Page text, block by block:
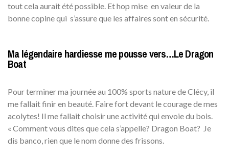
tout cela aurait été possible. Et hop mise en valeur de la
bonne copine qui s’assure que les affaires sont en sécurité.
Ma légendaire hardiesse me pousse vers…Le Dragon
Boat
Pour terminer ma journée au 100% sports nature de Clécy, il
me fallait finir en beauté. Faire fort devant le courage de mes
acolytes! Il me fallait choisir une activité qui envoie du bois.
« Comment vous dites que cela s’appelle? Dragon Boat? Je
dis banco, rien que le nom donne des frissons.